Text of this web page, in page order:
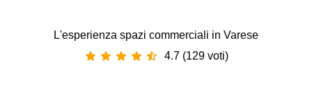
L'esperienza spazi commerciali in Varese
4.7 (129 voti)